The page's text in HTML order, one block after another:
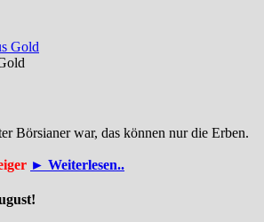
Börsianer war, das können nur die Erben.
► Weiterlesen..